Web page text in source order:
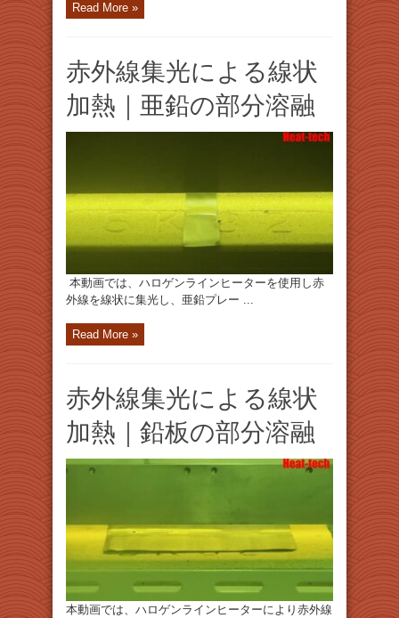
Read More »
赤外線集光による線状
加熱｜亜鉛の部分溶融
本動画では、ハロゲンラインヒーターを使用し赤
外線を線状に集光し、亜鉛プレー ...
Read More »
赤外線集光による線状
加熱｜鉛板の部分溶融
本動画では、ハロゲンラインヒーターにより赤外線